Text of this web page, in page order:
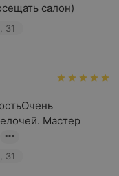
салон)
31
Мастер
31